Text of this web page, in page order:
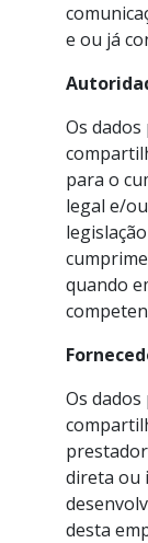
e ou já
Os
para o
legal e/
quando
Os
direta ou
desta